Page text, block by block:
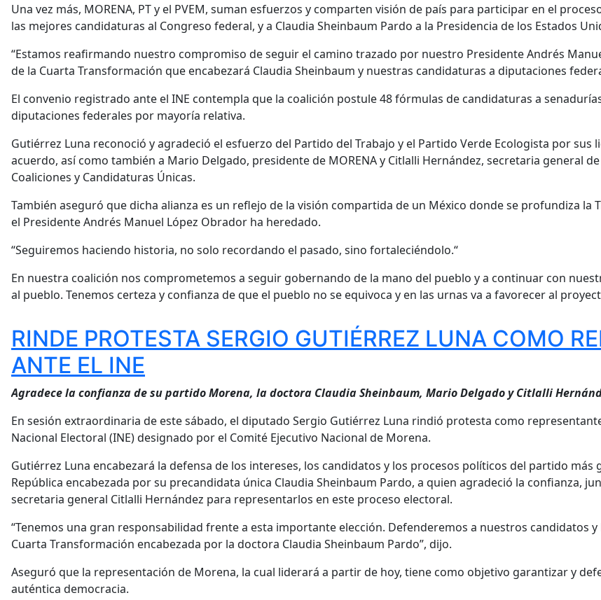
Una vez más, MORENA, PT y el PVEM, suman esfuerzos y comparten visión de país para participar en el
las mejores candidaturas al Congreso federal, y a Claudia Sheinbaum Pardo a la Presidencia de los Estados
“Estamos reafirmando nuestro compromiso de seguir el camino trazado por nuestro Presidente Andrés
de la Cuarta Transformación que encabezará Claudia Sheinbaum y nuestras candidaturas a diputaciones
El convenio registrado ante el INE contempla que la coalición postule 48 fórmulas de candidaturas a
diputaciones federales por mayoría relativa.
Gutiérrez Luna reconoció y agradeció el esfuerzo del Partido del Trabajo y el Partido Verde Ecologista por
acuerdo, así como también a Mario Delgado, presidente de MORENA y Citlalli Hernández, secretaria general
Coaliciones y Candidaturas Únicas.
También aseguró que dicha alianza es un reflejo de la visión compartida de un México donde se profundiza la
el Presidente Andrés Manuel López Obrador ha heredado.
“Seguiremos haciendo historia, no solo recordando el pasado, sino fortaleciéndolo.“
En nuestra coalición nos comprometemos a seguir gobernando de la mano del pueblo y a continuar con
al pueblo. Tenemos certeza y confianza de que el pueblo no se equivoca y en las urnas va a favorecer al
RINDE PROTESTA SERGIO GUTIÉRREZ LUNA COMO
ANTE EL INE
Agradece la confianza de su partido Morena, la doctora Claudia Sheinbaum, Mario Delgado y Citlalli
En sesión extraordinaria de este sábado, el diputado Sergio Gutiérrez Luna rindió protesta como
Nacional Electoral (INE) designado por el Comité Ejecutivo Nacional de Morena.
Gutiérrez Luna encabezará la defensa de los intereses, los candidatos y los procesos políticos del partido más
República encabezada por su precandidata única Claudia Sheinbaum Pardo, a quien agradeció la confianza,
secretaria general Citlalli Hernández para representarlos en este proceso electoral.
“Tenemos una gran responsabilidad frente a esta importante elección. Defenderemos a nuestros candidatos
Cuarta Transformación encabezada por la doctora Claudia Sheinbaum Pardo”, dijo.
Aseguró que la representación de Morena, la cual liderará a partir de hoy, tiene como objetivo garantizar y
auténtica democracia.